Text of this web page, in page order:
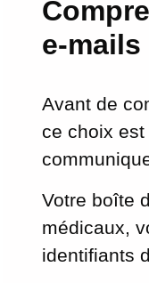
e-mails
Avant de
ce choix
Votre boîte
médicaux,
identifiants